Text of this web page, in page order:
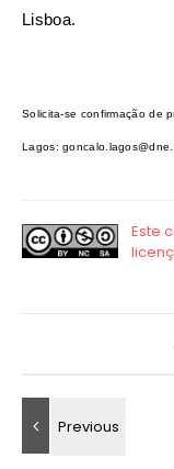
Lisboa.
Solicita-se confirmação de
Lagos: